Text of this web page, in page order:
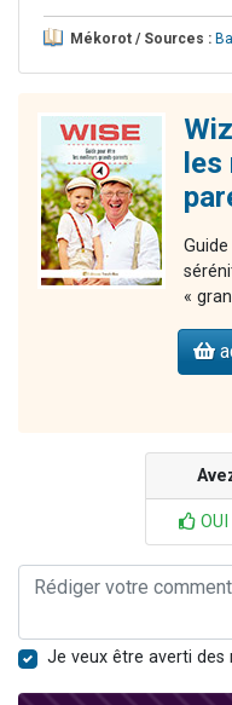
Mékorot / Sources :
«
OUI
Je veux être averti